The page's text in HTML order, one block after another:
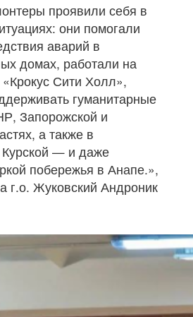
проявили себя в
они помогали
аварий в
домах, работали на
«Крокус Сити Холл»,
гуманитарные
Запорожской и
а также в
Курской — и даже
побережья в Анапе.»,
г.о. Жуковский Андроник